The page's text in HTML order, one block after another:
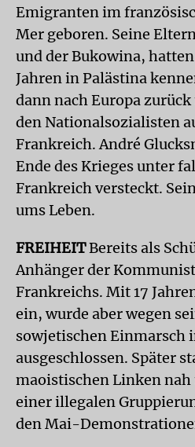
Emigranten im
Mer geboren. Seine
und der Bukowina,
Jahren in Palästina
dann nach Europa
den Nationalsozialisten
Frankreich. André
Ende des Krieges unter
Frankreich versteckt.
ums Leben.
FREIHEITBereits als
Anhänger der
Frankreichs. Mit 17
ein, wurde aber wegen
sowjetischen Einmarsch
ausgeschlossen. Später
maoistischen Linken
einer illegalen
den Mai-